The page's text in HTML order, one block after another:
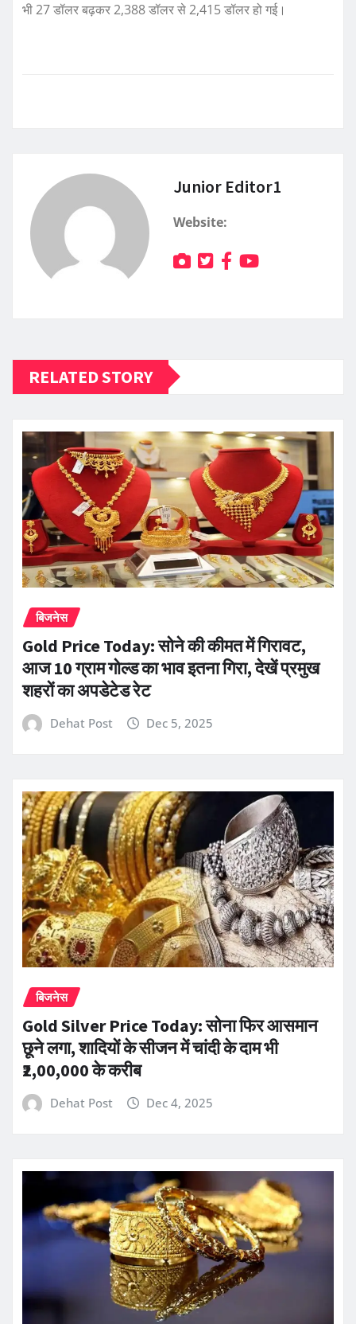
भी 27 डॉलर बढ़कर 2,388 डॉलर से 2,415 डॉलर हो गई।
Junior Editor1
Website:
RELATED STORY
बिजनेस
Gold Price Today: सोने की कीमत में गिरावट,
आज 10 ग्राम गोल्ड का भाव इतना गिरा, देखें प्रमुख
शहरों का अपडेटेड रेट
Dehat Post Dec 5, 2025
बिजनेस
Gold Silver Price Today: सोना फिर आसमान
छूने लगा, शादियों के सीजन में चांदी के दाम भी
₹2,00,000 के करीब
Dehat Post Dec 4, 2025